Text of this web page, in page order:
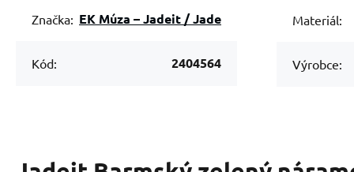
Značka: EK Múza – Jadeit / Jade
Kód: 2404564
Materiál:
Výrobce: